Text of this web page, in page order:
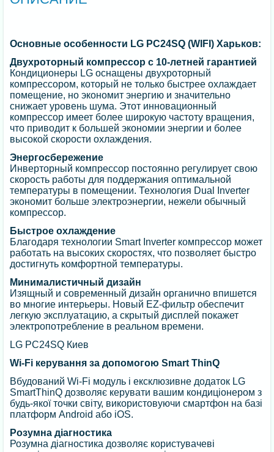
Основные особенности LG PC24SQ (WIFI) Харьков:
Двухроторный компрессор с 10-летней гарантией
Кондиционеры LG оснащены двухроторный
компрессором, который не только быстрее охлаждает
помещение, но экономит энергию и значительно
снижает уровень шума. Этот инновационный
компрессор имеет более широкую частоту вращения,
что приводит к большей экономии энергии и более
высокой скорости охлаждения.
Энергосбережение
Инверторный компрессор постоянно регулирует свою
скорость работы для поддержания оптимальной
температуры в помещении. Технология Dual Inverter
экономит больше электроэнергии, нежели обычный
компрессор.
Быстрое охлаждение
Благодаря технологии Smart Inverter компрессор может
работать на высоких скоростях, что позволяет быстро
достигнуть комфортной температуры.
Минималистичный дизайн
Изящный и современный дизайн органично впишется
во многие интерьеры. Новый EZ-фильтр обеспечит
легкую эксплуатацию, а скрытый дисплей покажет
электропотребление в реальном времени.
LG PC24SQ Киев
Wi-Fi керування за допомогою Smart ThinQ
Вбудований Wi-Fi модуль і ексклюзивне додаток LG
SmartThinQ дозволяє керувати вашим кондиціонером з
будь-якої точки світу, використовуючи смартфон на базі
платформ Android або iOS.
Розумна діагностика
Розумна діагностика дозволяє користувачеві